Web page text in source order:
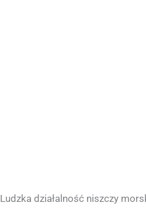
Ludzka działalność niszczy